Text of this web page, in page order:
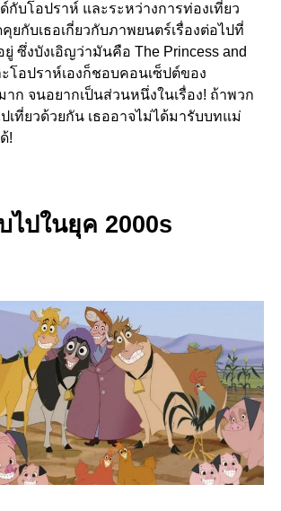
กับโอปราห์ และระหว่างการท่องเที่ยว
ยกับเธอเกี่ยวกับภาพยนตร์เรื่องต่อไปที่
ซึ่งบังเอิญว่ามันคือ The Princess and
โอปราห์เองก็ชอบคอนเซ็ปต์ของ
าก จนอยากเป็นส่วนหนึ่งในเรื่อง! ถ้าพวก
เที่ยวด้วยกัน เธออาจไม่ได้มารับบทแม่
!
ไปในยุค 2000s